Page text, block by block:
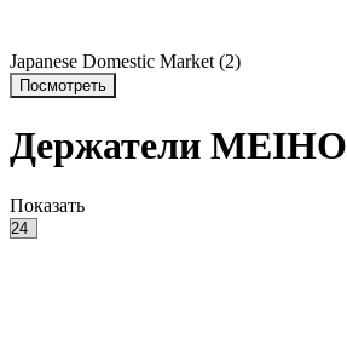
Japanese Domestic Market (2)
Посмотреть
Держатели MEIHO
Показать